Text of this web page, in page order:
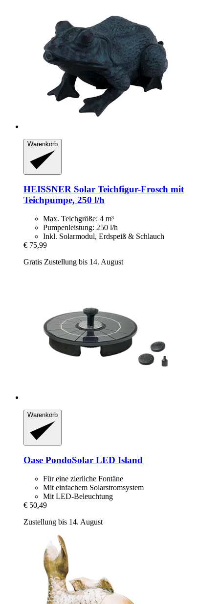
Warenkorb
HEISSNER Solar Teichfigur-​Frosch mit
Teichpumpe, 250 l/h
Max. Teichgröße: 4 m³
Pumpenleistung: 250 l/h
Inkl. Solarmodul, Erdspeiß & Schlauch
€ 75,99
Gratis Zustellung bis 14. August
Warenkorb
Oase PondoSolar LED Island
Für eine zierliche Fontäne
Mit einfachem Solarstromsystem
Mit LED-Beleuchtung
€ 50,49
Zustellung bis 14. August